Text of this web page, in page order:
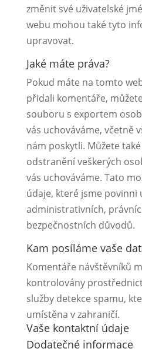
změnit své uživatelské
webu mohou také tyto
upravovat.
Jaké máte práva?
Pokud máte na tomto
přidali komentáře,
souboru s exportem
vás uchováváme, včetně
nám poskytli. Můžete
odstranění veškerých
vás uchováváme. Tato
údaje, které jsme povinni
administrativních,
bezpečnostních důvodů.
Kam posíláme vaše
Komentáře návštěvníků
kontrolovány
služby detekce spamu,
umístěna v zahraničí.
Vaše kontaktní údaje
Dodatečné informace